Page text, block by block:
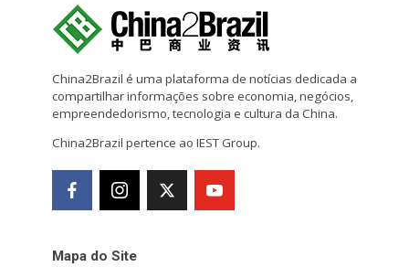
China2Brazil é uma plataforma de notícias dedicada a
compartilhar informações sobre economia, negócios,
empreendedorismo, tecnologia e cultura da China.
China2Brazil pertence ao IEST Group.
Mapa do Site